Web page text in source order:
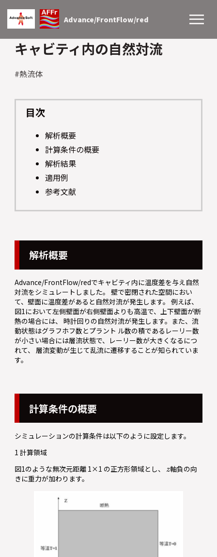
Advance/FrontFlow/red
キャビティ内の自然対流
#熱流体
目次
解析概要
計算条件の概要
解析結果
適用例
参考文献
解析概要
Advance/FrontFlow/redでキャビティ内に温度差を与え自然
対流をシミュレートしました。 壁で密閉された空間におい
て、壁面に温度差があると自然対流が発生します。 例えば、
図1において左側壁面が右側壁面よりも高温で、上下壁面が断
熱の場合には、 時計回りの自然対流が発生します。また、流
動状態はグラフホフ数とプラント ル数の積であるレーリー数
が小さい場合には層流状態で、レーリー数が大きくなるにつ
れて、 層流変動が生じて乱流に遷移することが知られていま
す。
計算条件の概要
シミュレーションの計算条件は以下のように設定します。
1 計算領域
図1のような無次元距離 1×1 の正方形領域とし、
軸負の向
きに重力が加わります。